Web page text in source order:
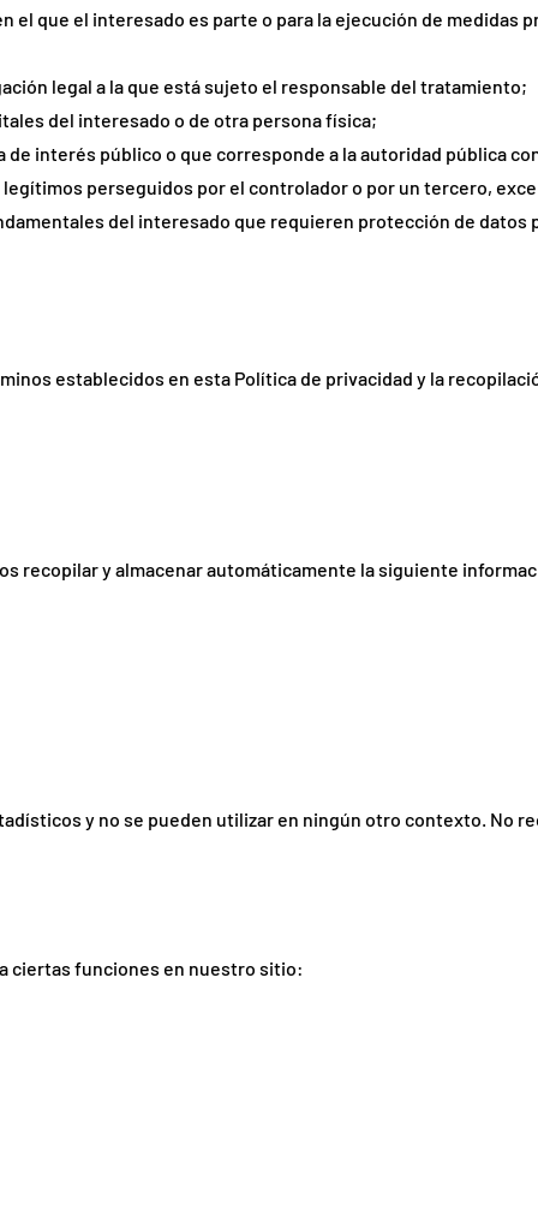
el que el interesado es parte o para la ejecución de medidas
legal a la que está sujeto el responsable del tratamiento;
del interesado o de otra persona física;
de interés público o que corresponde a la autoridad pública
perseguidos por el controlador o por un tercero,
del interesado que requieren protección de datos
establecidos en esta Política de privacidad y la
recopilar y almacenar automáticamente la siguiente
y no se pueden utilizar en ningún otro contexto. No
ciertas funciones en nuestro sitio: